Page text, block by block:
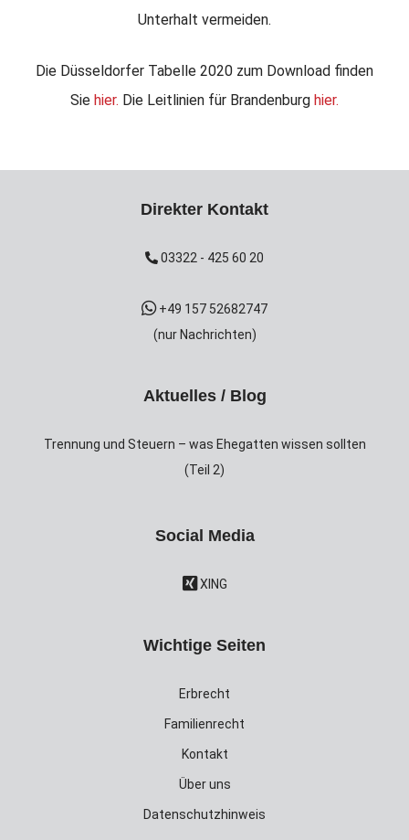
Unterhalt vermeiden.
Die Düsseldorfer Tabelle 2020 zum Download finden
Sie hier. Die Leitlinien für Brandenburg hier.
Direkter Kontakt
03322 - 425 60 20
+49 157 52682747
(nur Nachrichten)
Aktuelles / Blog
Trennung und Steuern – was Ehegatten wissen sollten
(Teil 2)
Social Media
XING
Wichtige Seiten
Erbrecht
Familienrecht
Kontakt
Über uns
Datenschutzhinweis